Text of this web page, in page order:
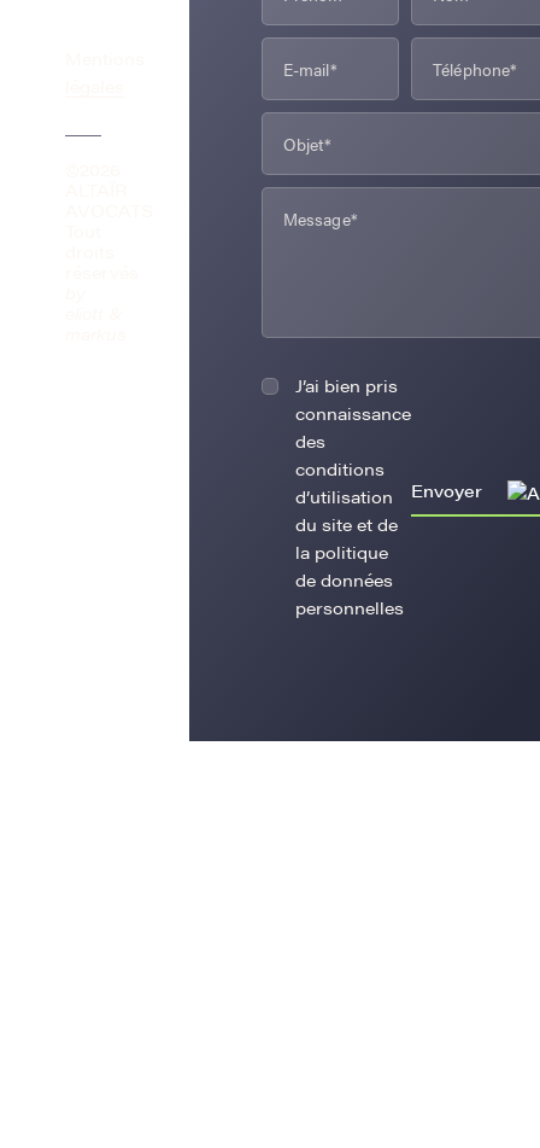
J’ai bien pris
connaissance
des
conditions
d’utilisation
du site et de
la politique
de données
personnelles
Envoyer